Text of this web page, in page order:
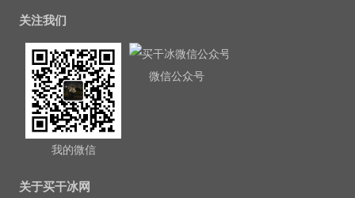
关注我们
我的微信
微信公众号
关于买干冰网